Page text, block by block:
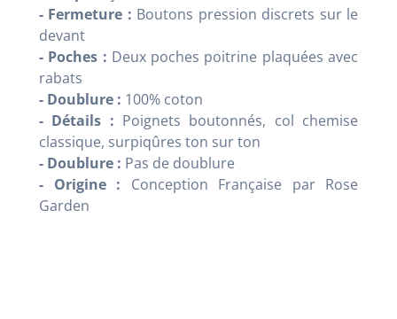
- Fermeture : Boutons pression discrets sur le
devant
- Poches : Deux poches poitrine plaquées avec
rabats
- Doublure : 100% coton
- Détails : Poignets boutonnés, col chemise
classique, surpiqûres ton sur ton
- Doublure : Pas de doublure
- Origine : Conception Française par Rose
Garden